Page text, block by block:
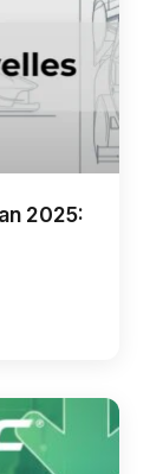
2025: